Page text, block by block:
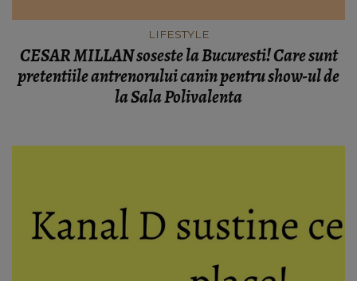
LIFESTYLE
CESAR MILLAN soseste la Bucuresti! Care sunt
pretentiile antrenorului canin pentru show-ul de
la Sala Polivalenta